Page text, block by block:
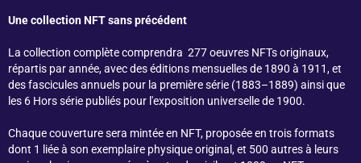
Une collection NFT sans précédent
La collection complète comprendra 277 oeuvres NFTs originaux,
répartis par année, avec des éditions mensuelles de 1890 à 1911, et
des fascicules annuels pour la première série (1883–1889) ainsi que
les 6 Hors série publiés pour l'exposition universelle de 1900.
Chaque couverture sera mintée en NFT, proposée en trois formats
dont 1 liée à son exemplaire physique original, et 500 autres à leurs